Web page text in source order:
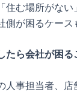
住む場所がな
が困るケース
たら会社が困る
事担当者、